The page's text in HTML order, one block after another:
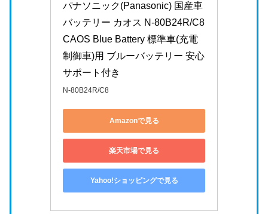
パナソニック(Panasonic) 国産車
バッテリー カオス N-80B24R/C8
CAOS Blue Battery 標準車(充電
制御車)用 ブルーバッテリー 安心
サポート付き
N-80B24R/C8
Amazonで見る
楽天市場で見る
Yahoo!ショッピングで見る